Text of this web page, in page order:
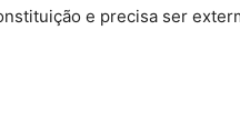
e precisa ser